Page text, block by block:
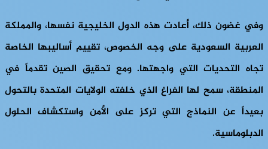
وفي غضون ذلك، أعادت هذه الدول الخليجية نفسها، والمملكة
العربية السعودية على وجه الخصوص، تقييم أساليبها الخاصة
تجاه التحديات التي واجهتها. ومع تحقيق الصين تقدماً في
المنطقة، سمح لها الفراغ الذي خلفته الولايات المتحدة بالتحول
بعيداً عن النماذج التي تركز على الأمن واستكشاف الحلول
الدبلوماسية.